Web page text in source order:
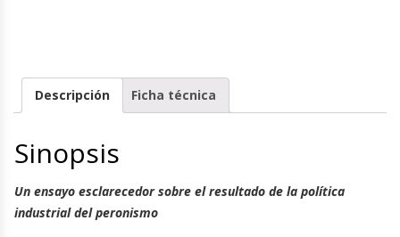
Descripción Ficha técnica
Sinopsis
Un ensayo esclarecedor sobre el resultado de la política
industrial del peronismo